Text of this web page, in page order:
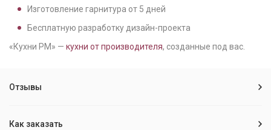
Изготовление гарнитура от 5 дней
Бесплатную разработку дизайн-проекта
«Кухни РМ» — кухни от производителя, созданные под вас.
Отзывы
Как заказать